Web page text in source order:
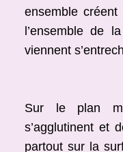
ensemble
l’ensemble de
viennent
Sur le plan
s’agglutinent et
partout sur la